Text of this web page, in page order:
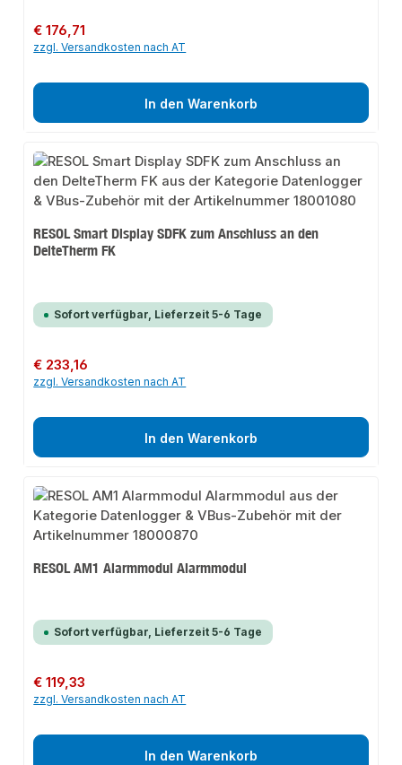
Regulärer Preis:
€ 176,71
zzgl. Versandkosten nach AT
In den Warenkorb
RESOL Smart Display SDFK zum Anschluss an den
DelteTherm FK
Sofort verfügbar, Lieferzeit 5-6 Tage
Regulärer Preis:
€ 233,16
zzgl. Versandkosten nach AT
In den Warenkorb
RESOL AM1 Alarmmodul Alarmmodul
Sofort verfügbar, Lieferzeit 5-6 Tage
Regulärer Preis:
€ 119,33
zzgl. Versandkosten nach AT
In den Warenkorb